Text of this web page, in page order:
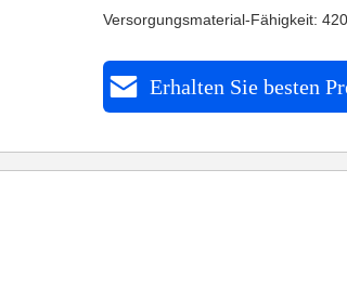
Versorgungsmaterial-Fähigkeit:
Erhalten Sie besten